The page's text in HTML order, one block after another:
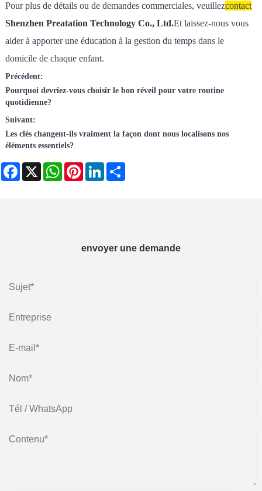
Pour plus de détails ou de demandes commerciales, veuillezcontact
Shenzhen Preatation Technology Co., Ltd.Et laissez-nous vous
aider à apporter une éducation à la gestion du temps dans le
domicile de chaque enfant.
Précédent:
Pourquoi devriez-vous choisir le bon réveil pour votre routine
quotidienne?
Suivant:
Les clés changent-ils vraiment la façon dont nous localisons nos
éléments essentiels?
Facebook
X WhatsAppPinterestLinkedIn
envoyer une demande